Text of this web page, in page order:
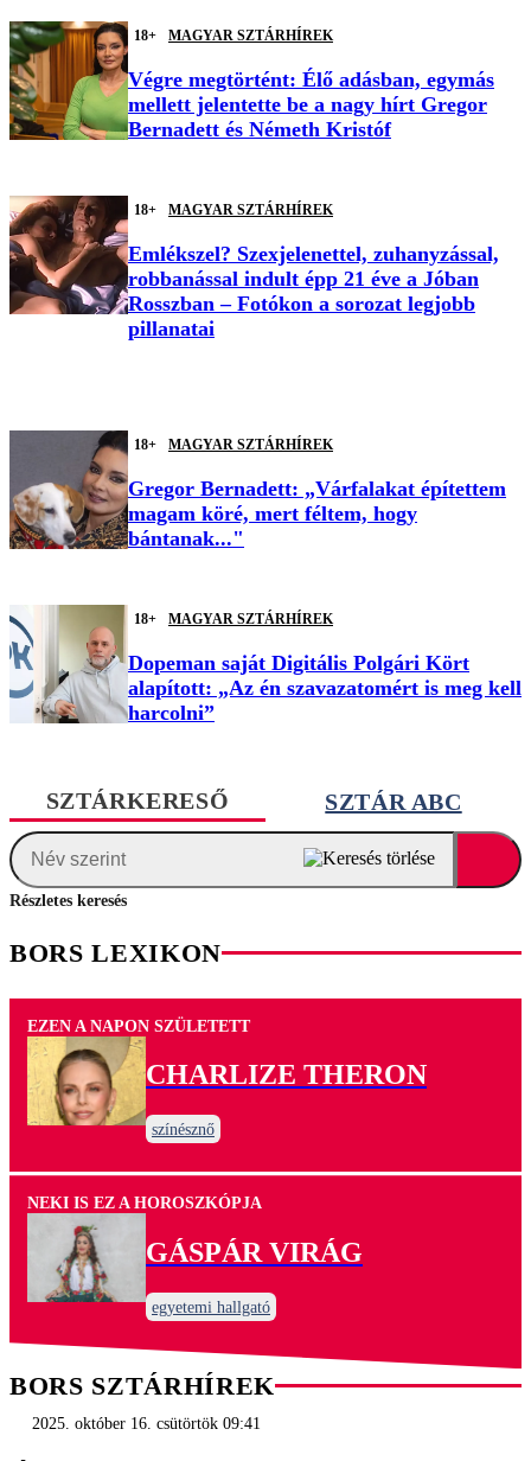
18+ MAGYAR SZTÁRHÍREK
Végre megtörtént: Élő adásban, egymás
mellett jelentette be a nagy hírt Gregor
Bernadett és Németh Kristóf
18+ MAGYAR SZTÁRHÍREK
Emlékszel? Szexjelenettel, zuhanyzással,
robbanással indult épp 21 éve a Jóban
Rosszban – Fotókon a sorozat legjobb
pillanatai
18+ MAGYAR SZTÁRHÍREK
Gregor Bernadett: „Várfalakat építettem
magam köré, mert féltem, hogy
bántanak..."
18+ MAGYAR SZTÁRHÍREK
Dopeman saját Digitális Polgári Kört
alapított: „Az én szavazatomért is meg kell
harcolni”
SZTÁRKERESŐ SZTÁR ABC
Részletes keresés
BORS LEXIKON
EZEN A NAPON SZÜLETETT
CHARLIZE THERON
színésznő
NEKI IS EZ A HOROSZKÓPJA
GÁSPÁR VIRÁG
egyetemi hallgató
BORS SZTÁRHÍREK
2025. október 16. csütörtök 09:41